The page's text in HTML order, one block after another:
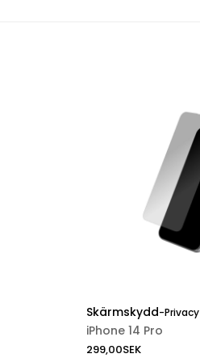
Skärmskydd-Privacy
iPhone 14 Pro
299,00SEK